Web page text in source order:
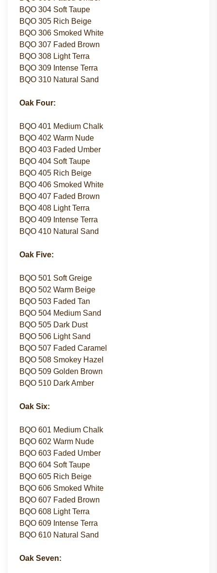
BQO 304 Soft Taupe
BQO 305 Rich Beige
BQO 306 Smoked White
BQO 307 Faded Brown
BQO 308 Light Terra
BQO 309 Intense Terra
BQO 310 Natural Sand
Oak Four:
BQO 401 Medium Chalk
BQO 402 Warm Nude
BQO 403 Faded Umber
BQO 404 Soft Taupe
BQO 405 Rich Beige
BQO 406 Smoked White
BQO 407 Faded Brown
BQO 408 Light Terra
BQO 409 Intense Terra
BQO 410 Natural Sand
Oak Five:
BQO 501 Soft Greige
BQO 502 Warm Beige
BQO 503 Faded Tan
BQO 504 Medium Sand
BQO 505 Dark Dust
BQO 506 Light Sand
BQO 507 Faded Caramel
BQO 508 Smokey Hazel
BQO 509 Golden Brown
BQO 510 Dark Amber
Oak Six:
BQO 601 Medium Chalk
BQO 602 Warm Nude
BQO 603 Faded Umber
BQO 604 Soft Taupe
BQO 605 Rich Beige
BQO 606 Smoked White
BQO 607 Faded Brown
BQO 608 Light Terra
BQO 609 Intense Terra
BQO 610 Natural Sand
Oak Seven: